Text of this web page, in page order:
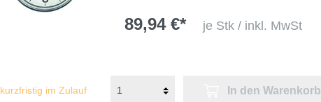
89,94 €* je Stk / inkl. MwSt
kurzfristig im Zulauf In den Warenkorb